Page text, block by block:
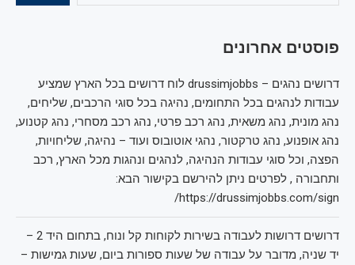
פוסטים אחרונים
דרושים נהגים – drussimjobbs לוח דרושים בכל הארץ שמציע
עבודות לנהגים בכל התחומים, נהיגה בכל סוגי הרכבים, שליחים,
נהג מונית, נהג משאית, נהג רכב פרטי, נהג רכב מסחרי, נהג קטנוע,
נהג אופנוע, נהג טרקטור, נהגי אוטובוס ועוד – נהיגה, שליחויות,
הפצה, וכל סוגי עבודות הנהיגה, לנהגים ונהגות מכל הארץ, רכב
ותחבורה , לפרטים ניתן להירשם בקישור הבא:
https://drussimjobbs.com/sign/
דרושים דרושות לעבודה בשירות לקוחות קל ונוח, בתחום היד 2 –
יד שניה, מדובר על עבודה של שעות ספורות ביום, שעות גמישות –